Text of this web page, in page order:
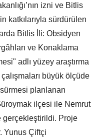
izni ve Bitlis
katkılarıyla sürdürülen
Bitlis İli: Obsidyen
ve Konaklama
adlı yüzey araştırma
büyük ölçüde
planlanan
ilçesi ile Nemrut
gerçekleştirildi. Proje
Yunus Çiftçi